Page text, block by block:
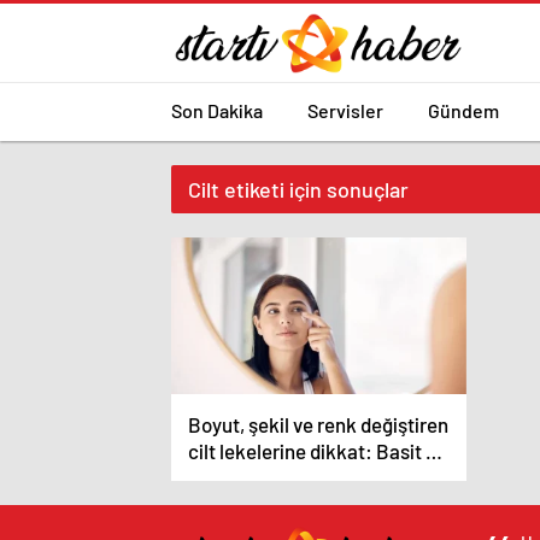
Son Dakika Servisler Gündem
Cilt etiketi için sonuçlar
Boyut, şekil ve renk değiştiren
cilt lekelerine dikkat: Basit bir
leke olmayabilir